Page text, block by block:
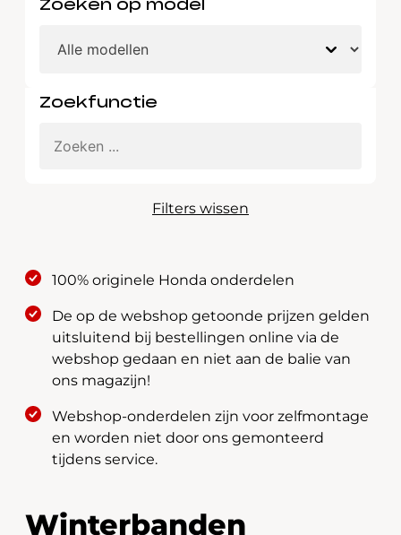
Zoeken op model
Zoekfunctie
Filters wissen
100% originele Honda onderdelen
De op de webshop getoonde prijzen gelden
uitsluitend bij bestellingen online via de
webshop gedaan en niet aan de balie van
ons magazijn!
Webshop-onderdelen zijn voor zelfmontage
en worden niet door ons gemonteerd
tijdens service.
Winterbanden